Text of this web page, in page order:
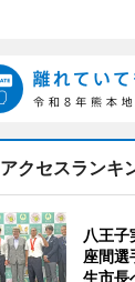
アクセスランキ
八王子
座間選
生市長